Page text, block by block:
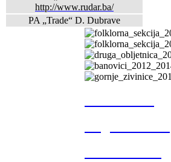
http://www.rudar.ba/
PA „Trade“ D. Dubrave